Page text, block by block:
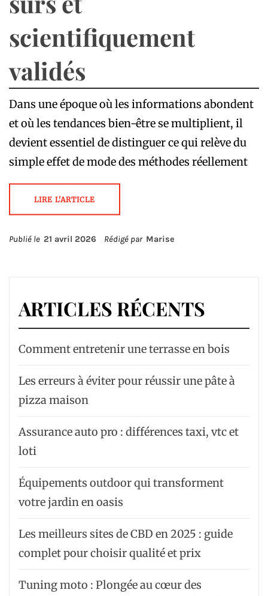
scientifiquement
validés
Dans une époque où les informations abondent
et où les tendances bien-être se multiplient, il
devient essentiel de distinguer ce qui relève du
simple effet de mode des méthodes réellement
LIRE L'ARTICLE
Publié le 21 avril 2026 Rédigé par Marise
ARTICLES RÉCENTS
Comment entretenir une terrasse en bois
Les erreurs à éviter pour réussir une pâte à
pizza maison
Assurance auto pro : différences taxi, vtc et
loti
Équipements outdoor qui transforment
votre jardin en oasis
Les meilleurs sites de CBD en 2025 : guide
complet pour choisir qualité et prix
Tuning moto : Plongée au cœur des